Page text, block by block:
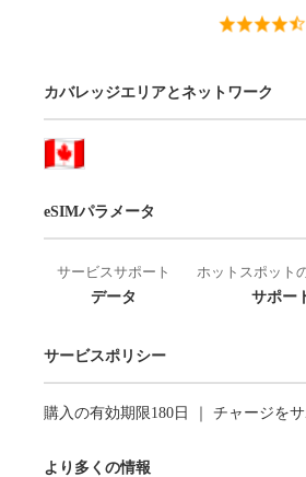
カバレッジエリアとネットワーク
eSIMパラメータ
サービスサポート
データ
ホットスポット
サポー
サービスポリシー
購入の有効期限180日 ｜ チャージを
より多くの情報